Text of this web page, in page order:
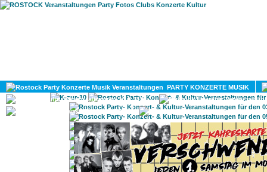
PARTY KONZERTE MUSIK
KULTUR
GAY